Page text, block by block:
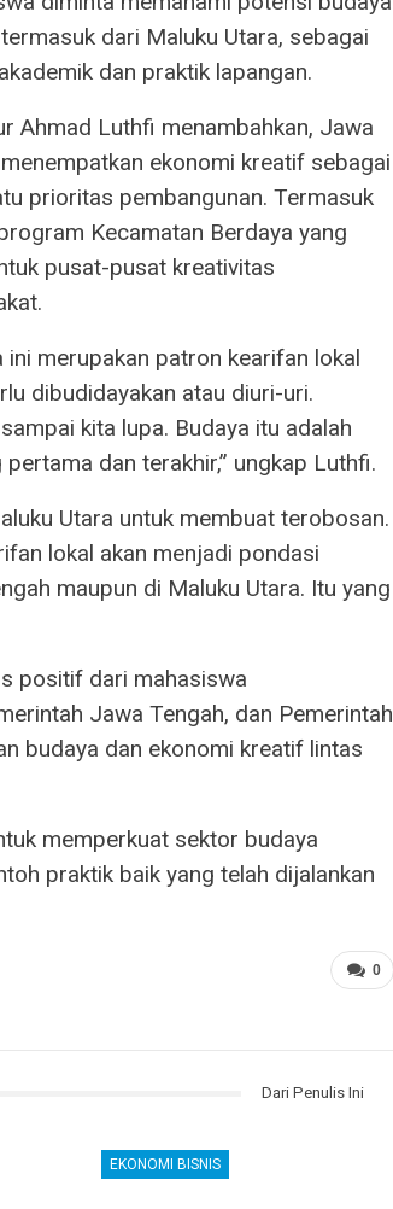
dari Maluku Utara, sebagai
dan praktik lapangan.
Ahmad Luthfi menambahkan, Jawa
ekonomi kreatif sebagai
prioritas pembangunan. Termasuk
Kecamatan Berdaya yang
pusat-pusat kreativitas
ini merupakan patron kearifan lokal
dibudidayakan atau diuri-uri.
kita lupa. Budaya itu adalah
pertama dan terakhir,” ungkap Luthfi.
Utara untuk membuat terobosan.
lokal akan menjadi pondasi
maupun di Maluku Utara. Itu yang
positif dari mahasiswa
Jawa Tengah, dan Pemerintah
budaya dan ekonomi kreatif lintas
memperkuat sektor budaya
praktik baik yang telah dijalankan
0
Dari Penulis Ini
EKONOMI BISNIS